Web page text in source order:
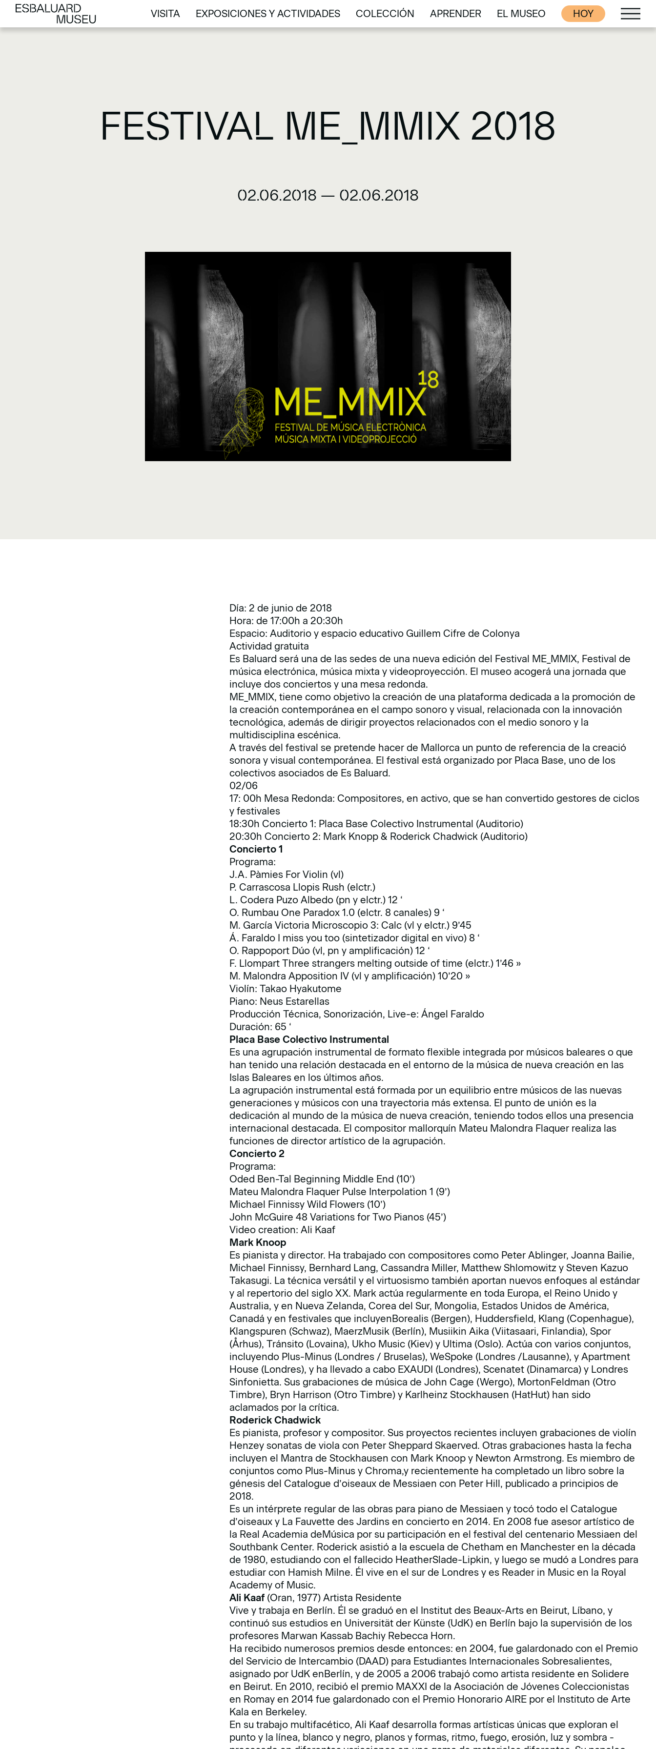
VISITA
VISITA
EXPOSICIONES Y ACTIVIDADES
EXPOSICIONES Y ACTIVIDADES
COLECCIÓN
COLECCIÓN
APRENDER
APRENDER
EL MUSEO
EL MUSEO
HOY
FESTIVAL ME_MMIX 2018
02.06.2018 — 02.06.2018
Día: 2 de junio de 2018
Hora: de 17:00h a 20:30h
Espacio: Auditorio y espacio educativo Guillem Cifre de Colonya
Actividad gratuita
Es Baluard será una de las sedes de una nueva edición del Festival ME_MMIX, Festival de
música electrónica, música mixta y videoproyección. El museo acogerá una jornada que
incluye dos conciertos y una mesa redonda.
ME_MMIX, tiene como objetivo la creación de una plataforma dedicada a la promoción de
la creación contemporánea en el campo sonoro y visual, relacionada con la innovación
tecnológica, además de dirigir proyectos relacionados con el medio sonoro y la
multidisciplina escénica.
A través del festival se pretende hacer de Mallorca un punto de referencia de la creació
sonora y visual contemporánea. El festival está organizado por Placa Base, uno de los
colectivos asociados de Es Baluard.
02/06
17: 00h Mesa Redonda: Compositores, en activo, que se han convertido gestores de ciclos
y festivales
18:30h Concierto 1: Placa Base Colectivo Instrumental (Auditorio)
20:30h Concierto 2: Mark Knopp & Roderick Chadwick (Auditorio)
Concierto 1
Programa:
J.A. Pàmies For Violin (vl)
P. Carrascosa Llopis Rush (elctr.)
L. Codera Puzo Albedo (pn y elctr.) 12 ‘
O. Rumbau One Paradox 1.0 (elctr. 8 canales) 9 ‘
M. García Victoria Microscopio 3: Calc (vl y elctr.) 9’45
Á. Faraldo I miss you too (sintetizador digital en vivo) 8 ‘
O. Rappoport Dúo (vl, pn y amplificación) 12 ‘
F. Llompart Three strangers melting outside of time (elctr.) 1’46 »
M. Malondra Apposition IV (vl y amplificación) 10’20 »
Violín: Takao Hyakutome
Piano: Neus Estarellas
Producción Técnica, Sonorización, Live-e: Ángel Faraldo
Duración: 65 ‘
Placa Base Colectivo Instrumental
Es una agrupación instrumental de formato flexible integrada por músicos baleares o que
han tenido una relación destacada en el entorno de la música de nueva creación en las
Islas Baleares en los últimos años.
La agrupación instrumental está formada por un equilibrio entre músicos de las nuevas
generaciones y músicos con una trayectoria más extensa. El punto de unión es la
dedicación al mundo de la música de nueva creación, teniendo todos ellos una presencia
internacional destacada. El compositor mallorquín Mateu Malondra Flaquer realiza las
funciones de director artístico de la agrupación.
Concierto 2
Programa:
Oded Ben-Tal Beginning Middle End (10’)
Mateu Malondra Flaquer Pulse Interpolation 1 (9’)
Michael Finnissy Wild Flowers (10’)
John McGuire 48 Variations for Two Pianos (45’)
Video creation: Ali Kaaf
Mark Knoop
Es pianista y director. Ha trabajado con compositores como Peter Ablinger, Joanna Bailie,
Michael Finnissy, Bernhard Lang, Cassandra Miller, Matthew Shlomowitz y Steven Kazuo
Takasugi. La técnica versátil y el virtuosismo también aportan nuevos enfoques al estándar
y al repertorio del siglo XX. Mark actúa regularmente en toda Europa, el Reino Unido y
Australia, y en Nueva Zelanda, Corea del Sur, Mongolia, Estados Unidos de América,
Canadá y en festivales que incluyenBorealis (Bergen), Huddersfield, Klang (Copenhague),
Klangspuren (Schwaz), MaerzMusik (Berlín), Musiikin Aika (Viitasaari, Finlandia), Spor
(Århus), Tránsito (Lovaina), Ukho Music (Kiev) y Ultima (Oslo). Actúa con varios conjuntos,
incluyendo Plus-Minus (Londres / Bruselas), WeSpoke (Londres /Lausanne), y Apartment
House (Londres), y ha llevado a cabo EXAUDI (Londres), Scenatet (Dinamarca) y Londres
Sinfonietta. Sus grabaciones de música de John Cage (Wergo), MortonFeldman (Otro
Timbre), Bryn Harrison (Otro Timbre) y Karlheinz Stockhausen (HatHut) han sido
aclamados por la crítica.
Roderick Chadwick
Es pianista, profesor y compositor. Sus proyectos recientes incluyen grabaciones de violín
Henzey sonatas de viola con Peter Sheppard Skaerved. Otras grabaciones hasta la fecha
incluyen el Mantra de Stockhausen con Mark Knoop y Newton Armstrong. Es miembro de
conjuntos como Plus-Minus y Chroma,y recientemente ha completado un libro sobre la
génesis del Catalogue d’oiseaux de Messiaen con Peter Hill, publicado a principios de
2018.
Es un intérprete regular de las obras para piano de Messiaen y tocó todo el Catalogue
d’oiseaux y La Fauvette des Jardins en concierto en 2014. En 2008 fue asesor artístico de
la Real Academia deMúsica por su participación en el festival del centenario Messiaen del
Southbank Center. Roderick asistió a la escuela de Chetham en Manchester en la década
de 1980, estudiando con el fallecido HeatherSlade-Lipkin, y luego se mudó a Londres para
estudiar con Hamish Milne. Él vive en el sur de Londres y es Reader in Music en la Royal
Academy of Music.
Ali Kaaf (Oran, 1977) Artista Residente
Vive y trabaja en Berlín. Él se graduó en el Institut des Beaux-Arts en Beirut, Líbano, y
continuó sus estudios en Universität der Künste (UdK) en Berlín bajo la supervisión de los
profesores Marwan Kassab Bachiy Rebecca Horn.
Ha recibido numerosos premios desde entonces: en 2004, fue galardonado con el Premio
del Servicio de Intercambio (DAAD) para Estudiantes Internacionales Sobresalientes,
asignado por UdK enBerlín, y de 2005 a 2006 trabajó como artista residente en Solidere
en Beirut. En 2010, recibió el premio MAXXI de la Asociación de Jóvenes Coleccionistas
en Romay en 2014 fue galardonado con el Premio Honorario AIRE por el Instituto de Arte
Kala en Berkeley.
En su trabajo multifacético, Ali Kaaf desarrolla formas artísticas únicas que exploran el
punto y la línea, blanco y negro, planos y formas, ritmo, fuego, erosión, luz y sombra -